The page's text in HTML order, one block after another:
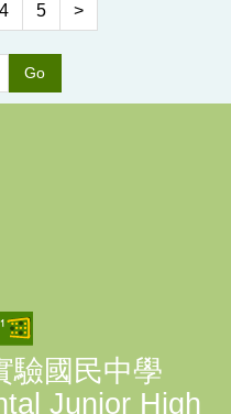
4 5 >
Go
驗國民中學
Junior High